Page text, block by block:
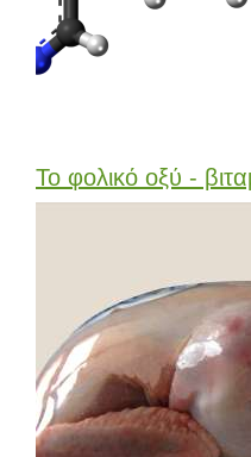
Το φολικό οξύ -